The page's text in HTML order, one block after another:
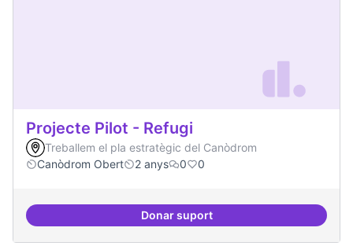
Projecte Pilot - Refugi
Treballem el pla estratègic del Canòdrom
Canòdrom Obert
2 anys 0 0
Donar suportProjecte Pilot - Refugi